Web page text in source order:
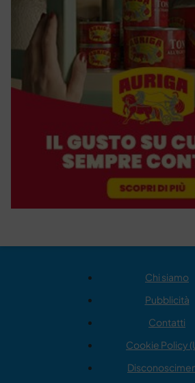
Chi siamo
Pubblicità
Contatti
Cookie Policy